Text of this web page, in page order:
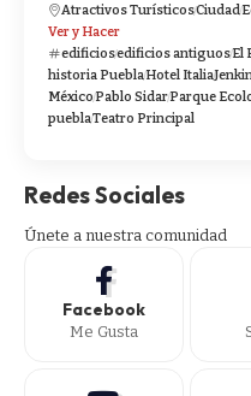
Atractivos TurísticosCiudad
Ver y Hacer
edificiosedificios antiguosEl
historia PueblaHotel Italia
MéxicoPablo SidarParque
pueblaTeatro Principal
Redes Sociales
Únete a nuestra comunidad
Facebook
Me Gusta